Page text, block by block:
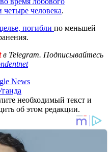
четыре человека.
погибли по меньшей
в Telegram. Подписывайтесь
News
необходимый текст и
об этом редакции.